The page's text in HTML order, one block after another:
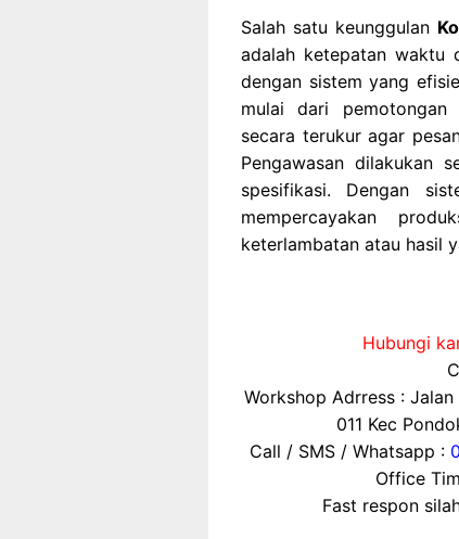
Salah satu keunggulan
adalah ketepatan waktu
dengan sistem yang
mulai dari pemotongan
secara terukur agar
Pengawasan dilakukan
spesifikasi. Dengan
mempercayakan
keterlambatan atau hasil
Hubungi
Workshop Adrress : Jalan
011 Kec
Call / SMS / Whatsapp :
Office
Fast respon